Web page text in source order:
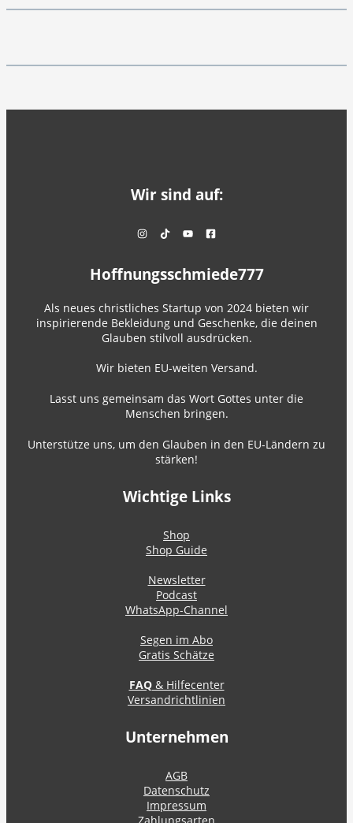
Wir sind auf:
Hoffnungsschmiede777
Als neues christliches Startup von 2024 bieten wir
inspirierende Bekleidung und Geschenke, die deinen
Glauben stilvoll ausdrücken.
Wir bieten EU-weiten Versand.
Lasst uns gemeinsam das Wort Gottes unter die
Menschen bringen.
Unterstütze uns, um den Glauben in den EU-Ländern zu
stärken!
Wichtige Links
Shop
Shop Guide
Newsletter
Podcast
WhatsApp-Channel
Segen im Abo
Gratis Schätze
FAQ& Hilfecenter
Versandrichtlinien
Unternehmen
AGB
Datenschutz
Impressum
Zahlungsarten